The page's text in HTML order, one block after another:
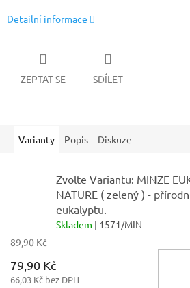
Detailní informace
ZEPTAT SE SDÍLET
Varianty Popis Diskuze
Zvolte Variantu: MINZE
NATURE ( zelený ) -
eukalyptu.
Skladem | 1571/MIN
89,90 Kč
79,90 Kč
66,03 Kč bez DPH